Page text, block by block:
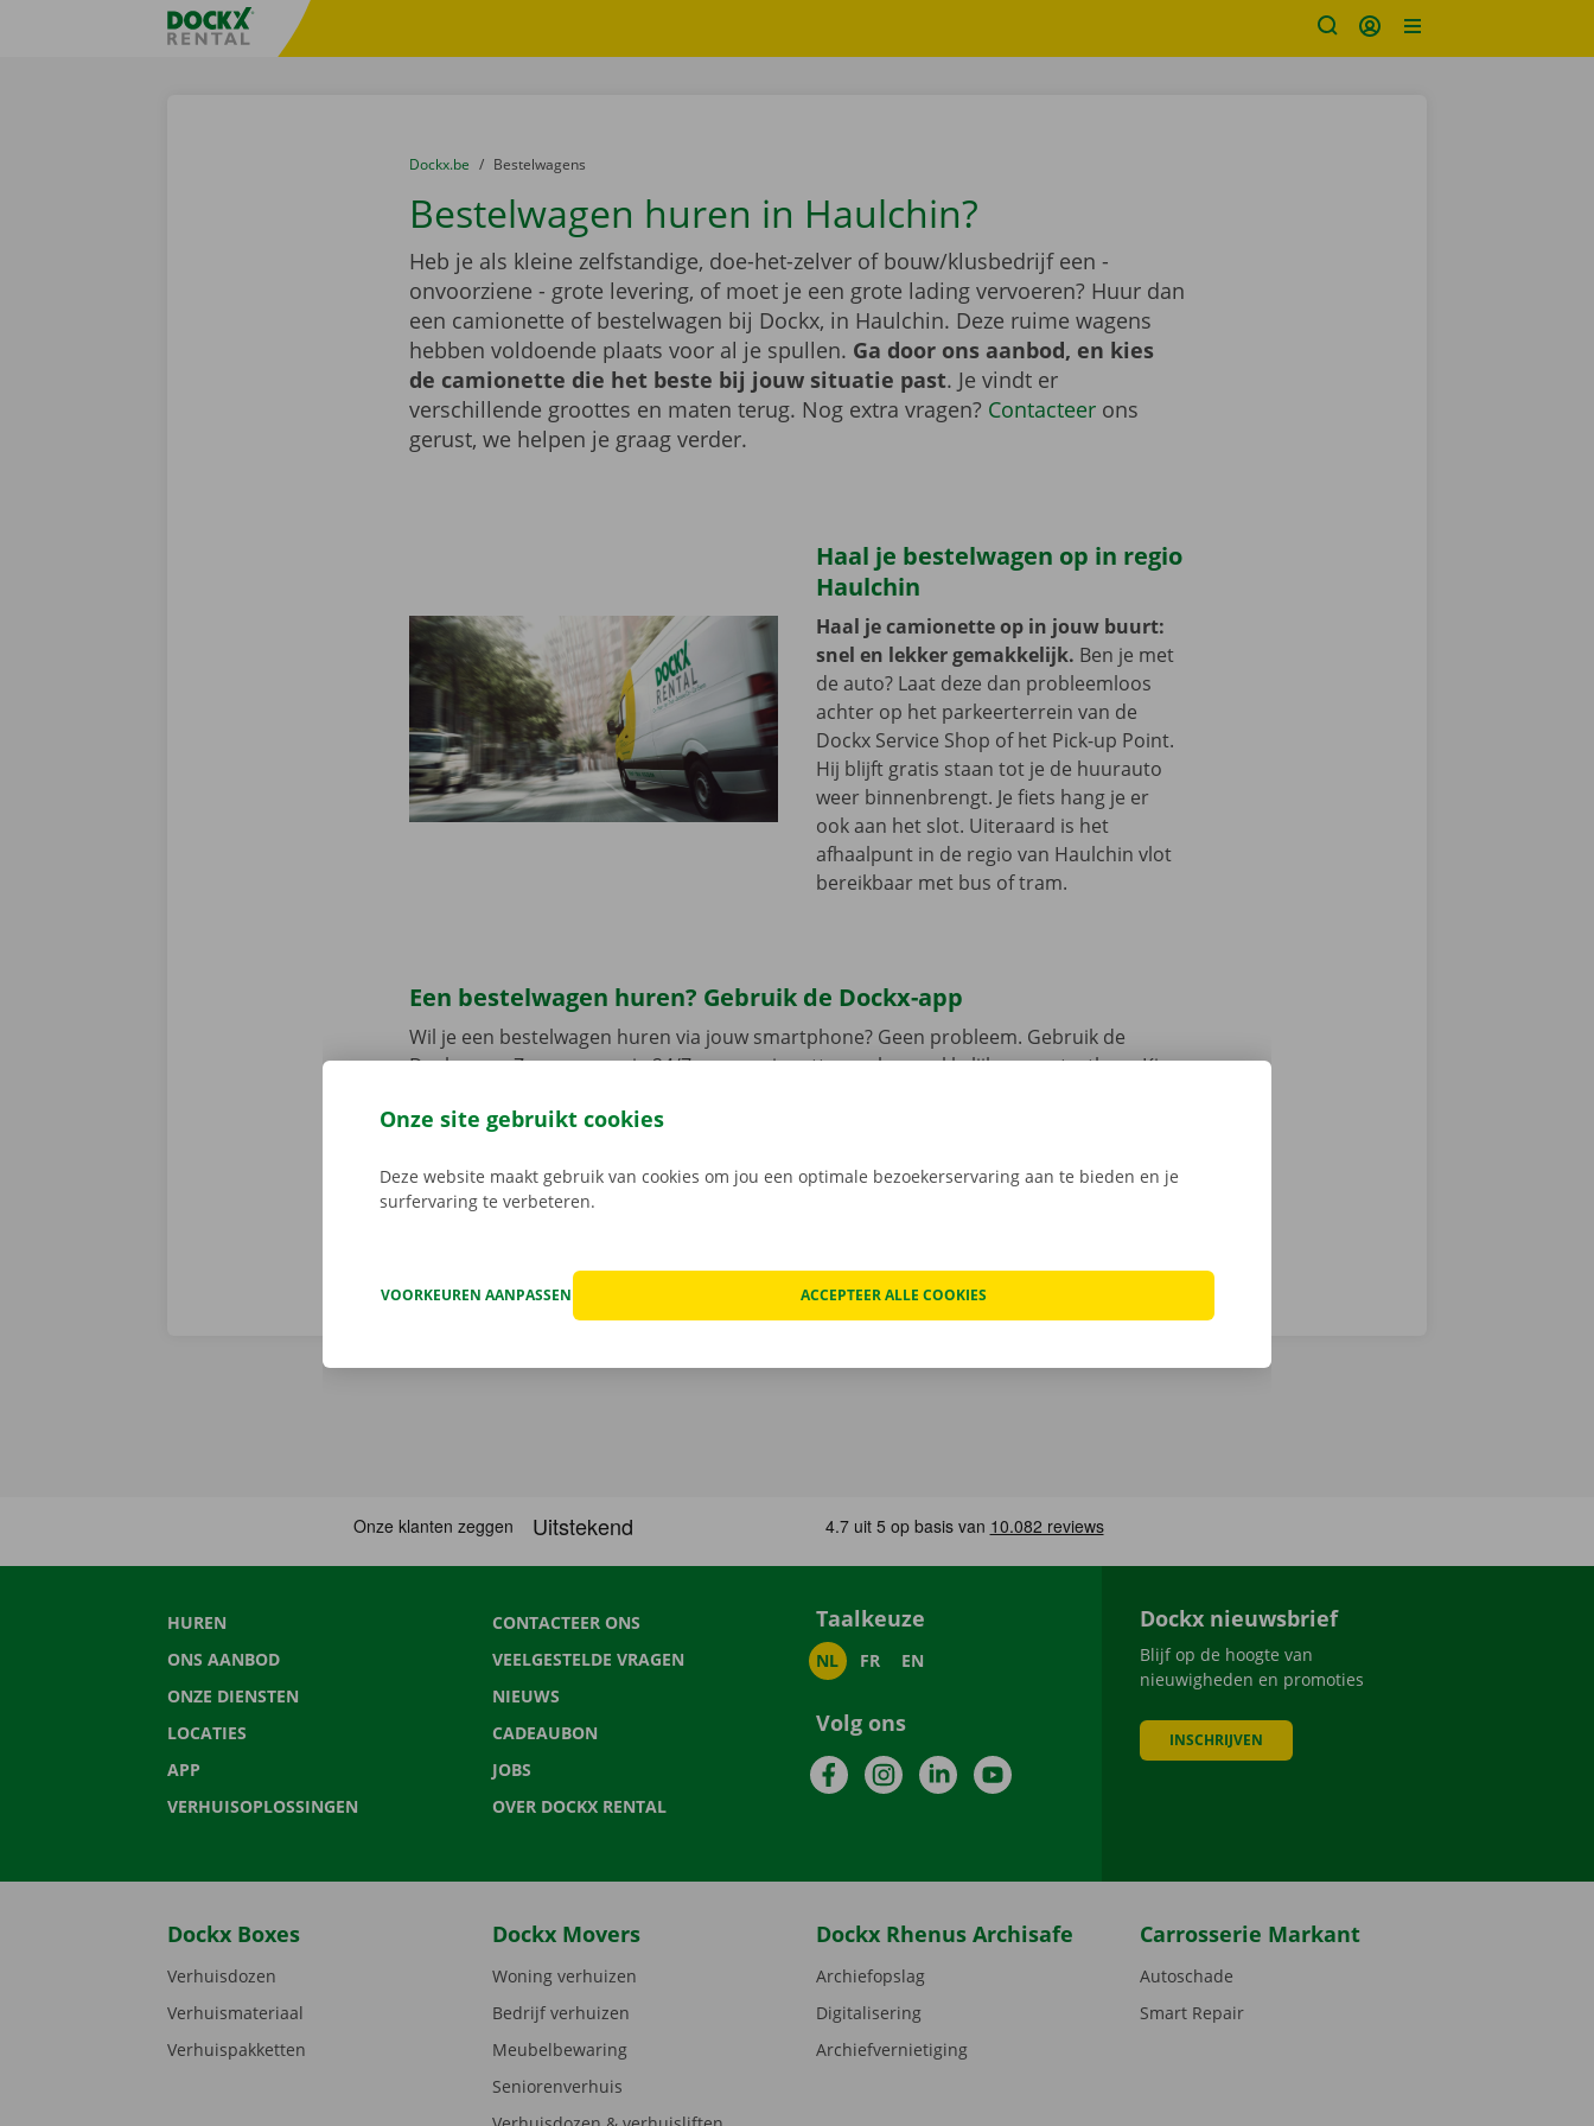
Taalselectie overslaanFratello DEMO
U bevindt zich hier:
van
Dockx.be naar
Bestelwagens
Bestelwagen huren in Haulchin?
Heb je als kleine zelfstandige, doe-het-zelver of bouw/klusbedrijf een -
onvoorziene - grote levering, of moet je een grote lading vervoeren? Huur dan
een camionette of bestelwagen bij Dockx, in Haulchin. Deze ruime wagens
hebben voldoende plaats voor al je spullen. Ga door ons aanbod, en kies
de camionette die het beste bij jouw situatie past. Je vindt er
verschillende groottes en maten terug. Nog extra vragen? Contacteerons
gerust, we helpen je graag verder.
Haal je bestelwagen op in regio
Haulchin
Haal je camionette op in jouw buurt:
snel en lekker gemakkelijk. Ben je met
de auto? Laat deze dan probleemloos
achter op het parkeerterrein van de
Dockx Service Shop of het Pick-up Point.
Hij blijft gratis staan tot je de huurauto
weer binnenbrengt. Je fiets hang je er
ook aan het slot. Uiteraard is het
afhaalpunt in de regio van Haulchin vlot
bereikbaar met bus of tram.
Een bestelwagen huren? Gebruik de Dockx-app
Wil je een bestelwagen huren via jouw smartphone? Geen probleem. Gebruik de
Dockx-app. Zo reserveer je 24/7 een camionette: snel, gemakkelijk en contactloos. Kies
Service Shop. Bij het ophalen open je de camionette eenvoudig met jouw digitale
HUREN
ONS AANBOD
ONZE DIENSTEN
LOCATIES
APP
VERHUISOPLOSSINGEN
CONTACTEER ONS
VEELGESTELDE VRAGEN
NIEUWS
CADEAUBON
JOBS
OVER DOCKX RENTAL
Taalkeuze
NL FR EN
Volg ons
FacebookInstagramLinkedInYouTube
Dockx nieuwsbrief
Blijf op de hoogte van
nieuwigheden en promoties
INSCHRIJVEN
Dockx Boxes
Verhuisdozen
Verhuismateriaal
Verhuispakketten
Dockx Movers
Woning verhuizen
Bedrijf verhuizen
Meubelbewaring
Seniorenverhuis
Dockx Rhenus Archisafe
Archiefopslag
Digitalisering
Archiefvernietiging
Carrosserie Markant
Autoschade
Smart Repair
Onze site gebruikt cookies
Deze website maakt gebruik van cookies om jou een optimale bezoekerservaring aan te bieden en je
surfervaring te verbeteren.
VOORKEUREN AANPASSEN ACCEPTEER ALLE COOKIES